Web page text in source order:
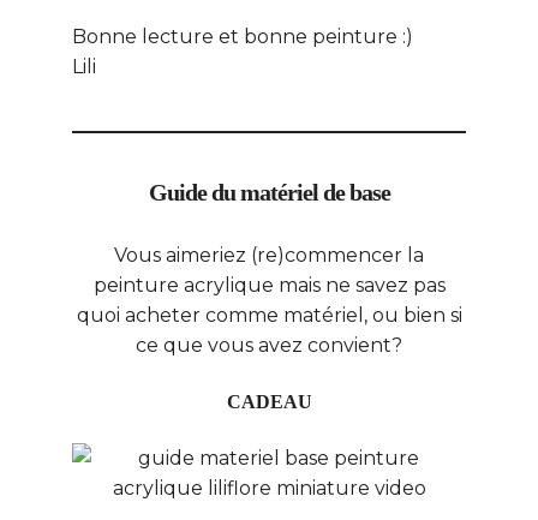
Bonne lecture et bonne peinture :)
Lili
Guide du matériel de base
Vous aimeriez (re)commencer la
peinture acrylique mais ne savez pas
quoi acheter comme matériel, ou bien si
ce que vous avez convient?
CADEAU